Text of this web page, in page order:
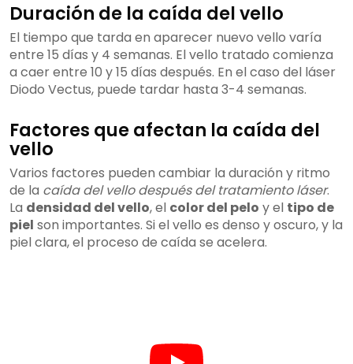
Duración de la caída del vello
El tiempo que tarda en aparecer nuevo vello varía
entre 15 días y 4 semanas. El vello tratado comienza
a caer entre 10 y 15 días después. En el caso del láser
Diodo Vectus, puede tardar hasta 3-4 semanas.
Factores que afectan la caída del
vello
Varios factores pueden cambiar la duración y ritmo
de la caída del vello después del tratamiento láser.
La densidad del vello, el color del pelo y el tipo de
piel son importantes. Si el vello es denso y oscuro, y la
piel clara, el proceso de caída se acelera.